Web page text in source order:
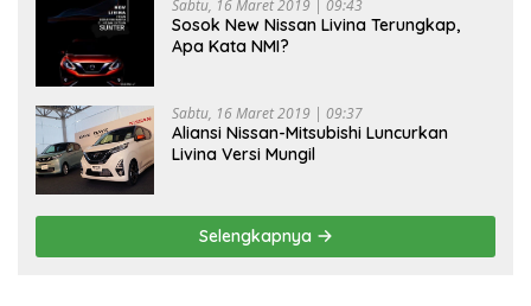
Sabtu, 16 Maret 2019 | 09:43
Sosok New Nissan Livina Terungkap,
Apa Kata NMI?
Sabtu, 16 Maret 2019 | 09:37
Aliansi Nissan-Mitsubishi Luncurkan
Livina Versi Mungil
Selengkapnya